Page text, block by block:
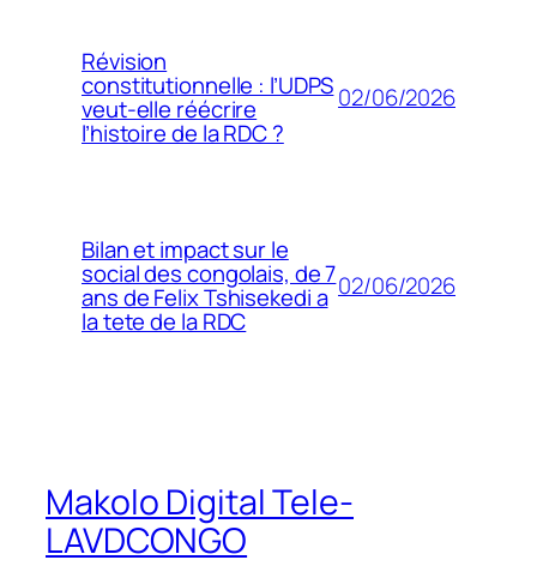
Révision
constitutionnelle : l’UDPS
veut-elle réécrire
l’histoire de la RDC ?
02/06/2026
Bilan et impact sur le
social des congolais, de 7
ans de Felix Tshisekedi a
la tete de la RDC
02/06/2026
Makolo Digital Tele-
LAVDCONGO